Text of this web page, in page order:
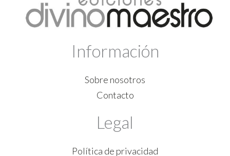
Información
Sobre nosotros
Contacto
Legal
Política de privacidad